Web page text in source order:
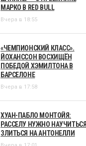
МАРКО В RED BULL
Вчера в 18:55
«ЧЕМПИОНСКИЙ КЛАСС».
ЙОХАНССОН ВОСХИЩЁН
ПОБЕДОЙ ХЭМИЛТОНА В
БАРСЕЛОНЕ
Вчера в 17:58
ХУАН-ПАБЛО МОНТОЙЯ:
РАССЕЛУ НУЖНО НАУЧИТЬСЯ
ЗЛИТЬСЯ НА АНТОНЕЛЛИ